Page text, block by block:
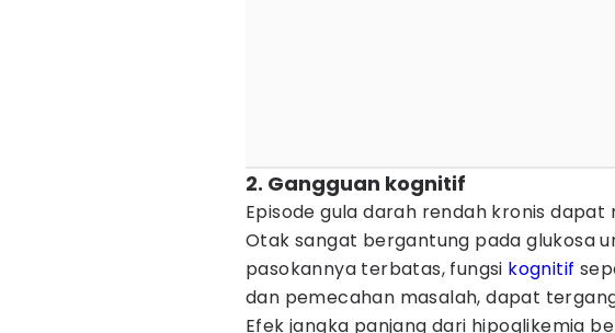
2. Gangguan kognitif
Episode gula darah rendah kronis dapat
Otak sangat bergantung pada glukosa
pasokannya terbatas, fungsi kognitif
dan pemecahan masalah, dapat
Efek jangka panjang dari hipoglikemia